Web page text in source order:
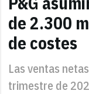
de 2.300
de costes
Las ventas
trimestre de